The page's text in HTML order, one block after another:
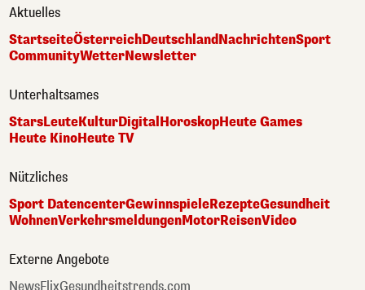
Aktuelles
StartseiteÖsterreichDeutschlandNachrichtenSport
CommunityWetterNewsletter
Unterhaltsames
StarsLeuteKulturDigital HoroskopHeute Games
Heute KinoHeute TV
Nützliches
Sport DatencenterGewinnspieleRezepteGesundheit
WohnenVerkehrsmeldungenMotorReisenVideo
Externe Angebote
NewsFlixGesundheitstrends.com